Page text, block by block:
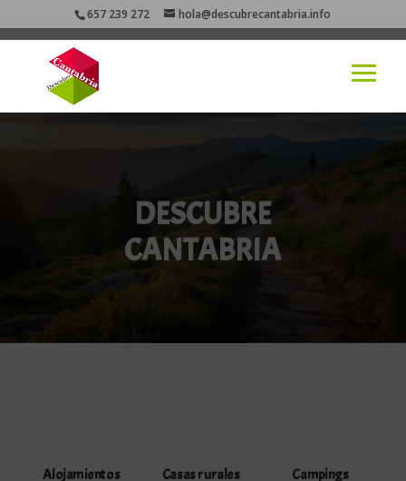
657 239 272 hola@descubrecantabria.info
DESCUBRE
CANTABRIA
Alojamientos Casas rurales Campings